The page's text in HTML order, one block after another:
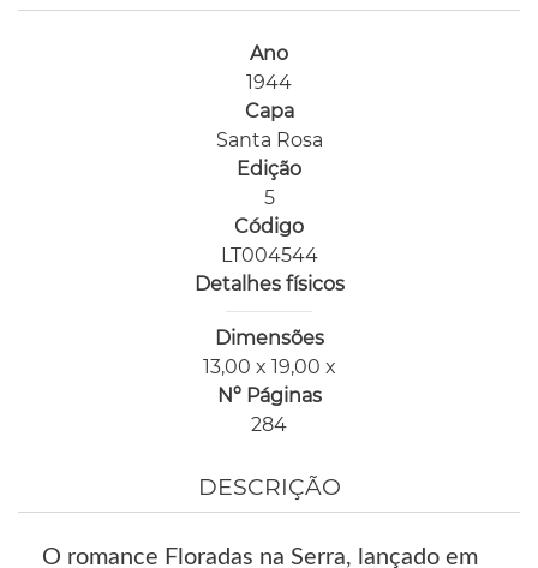
Ano
1944
Capa
Santa Rosa
Edição
5
Código
LT004544
Detalhes físicos
Dimensões
13,00 x 19,00 x
Nº Páginas
284
DESCRIÇÃO
O romance Floradas na Serra, lançado em